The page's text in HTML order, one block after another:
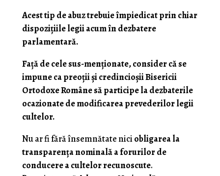
Acest tip de abuz trebuie împiedicat prin chiar
dispoziţiile legii acum în dezbatere
parlamentară.
Faţă de cele sus-menţionate, consider că se
impune ca preoţii şi credincioşii Bisericii
Ortodoxe Române să participe la dezbaterile
ocazionate de modificarea prevederilor legii
cultelor.
Nu ar fi fără însemnătate nici obligarea la
transparenţa nominală a forurilor de
conducere a cultelor recunoscute.